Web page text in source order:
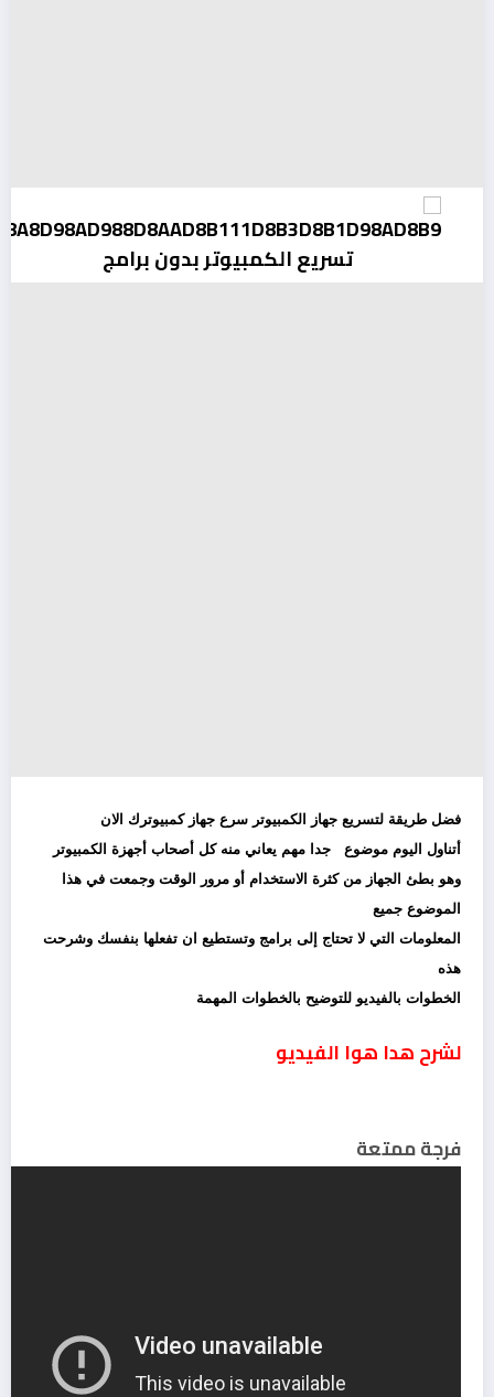
فضل طريقة لتسريع جهاز الكمبيوتر سرع جهاز كمبيوترك الان
أتناول اليوم موضوع جدا مهم يعاني منه كل أصحاب أجهزة الكمبيوتر
وهو بطئ الجهاز من كثرة الاستخدام أو مرور الوقت وجمعت في هذا
الموضوع جميع
المعلومات التي لا تحتاج إلى برامج وتستطيع ان تفعلها بنفسك وشرحت
هذه
الخطوات بالفيديو للتوضيح بالخطوات المهمة
لشرح هدا هوا الفيديو
فرجة ممتعة